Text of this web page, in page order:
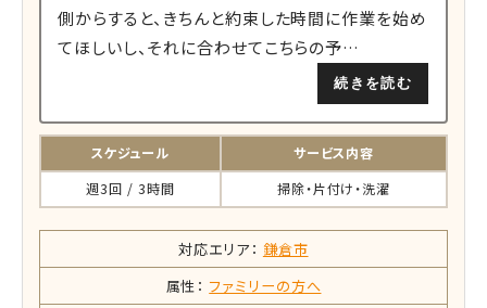
側からすると、きちんと約束した時間に作業を始め
てほしいし、それに合わせてこちらの予…
続きを読む
スケジュール
サービス内容
週3回 / 3時間
掃除・片付け・洗濯
対応エリア： 鎌倉市
属性： ファミリーの方へ